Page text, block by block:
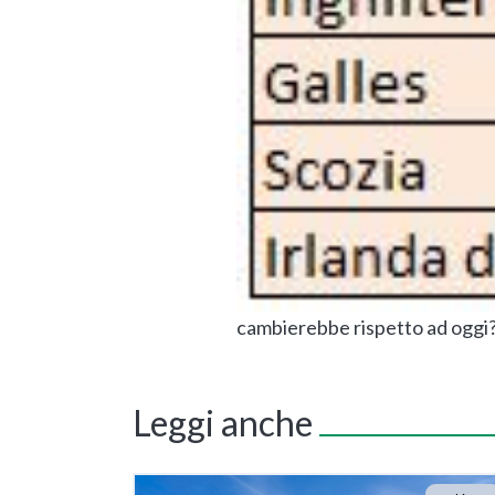
cambierebbe rispetto ad
Leggi anche